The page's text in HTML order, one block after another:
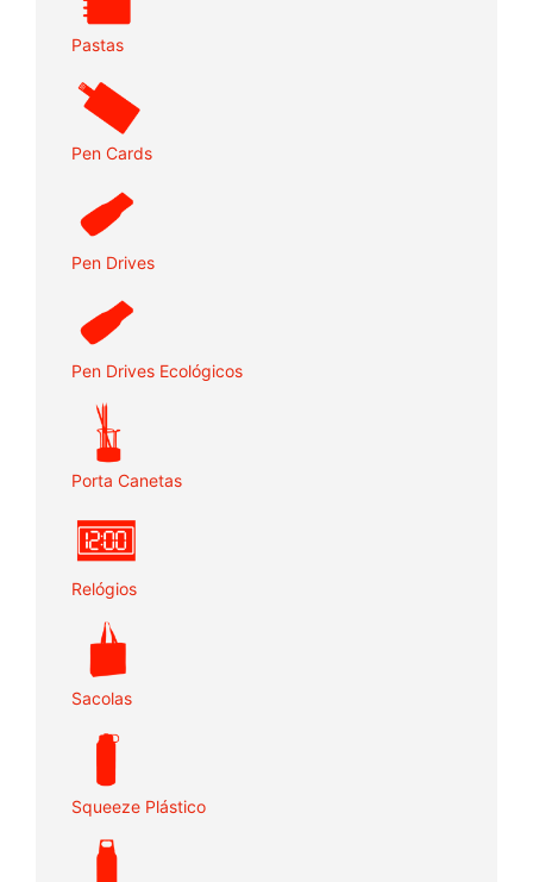
Pastas
Pen Cards
Pen Drives
Pen Drives Ecológicos
Porta Canetas
Relógios
Sacolas
Squeeze Plástico